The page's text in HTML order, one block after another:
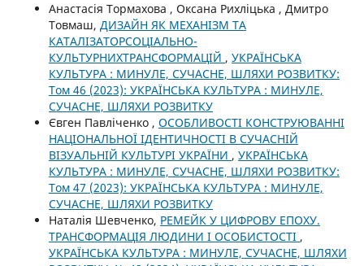
Анастасія Тормахова , Оксана Рихліцька , Дмитро
Товмаш, ДИЗАЙН ЯК МЕХАНІЗМ ТА
КАТАЛІЗАТОРСОЦІАЛЬНО-
КУЛЬТУРНИХТРАНСФОРМАЦІЙ , УКРАЇНСЬКА
КУЛЬТУРА : МИНУЛЕ, СУЧАСНЕ, ШЛЯХИ РОЗВИТКУ:
Том 46 (2023): УКРАЇНСЬКА КУЛЬТУРА : МИНУЛЕ,
СУЧАСНЕ, ШЛЯХИ РОЗВИТКУ
Євген Павліченко , ОСОБЛИВОСТІ КОНСТРУЮВАННІ
НАЦІОНАЛЬНОЇ ІДЕНТИЧНОСТІ В СУЧАСНІЙ
ВІЗУАЛЬНІЙ КУЛЬТУРІ УКРАЇНИ , УКРАЇНСЬКА
КУЛЬТУРА : МИНУЛЕ, СУЧАСНЕ, ШЛЯХИ РОЗВИТКУ:
Том 47 (2023): УКРАЇНСЬКА КУЛЬТУРА : МИНУЛЕ,
СУЧАСНЕ, ШЛЯХИ РОЗВИТКУ
Наталія Шевченко, РЕМЕЙК У ЦИФРОВУ ЕПОХУ.
ТРАНСФОРМАЦІЯ ЛЮДИНИ І ОСОБИСТОСТІ ,
УКРАЇНСЬКА КУЛЬТУРА : МИНУЛЕ, СУЧАСНЕ, ШЛЯХИ